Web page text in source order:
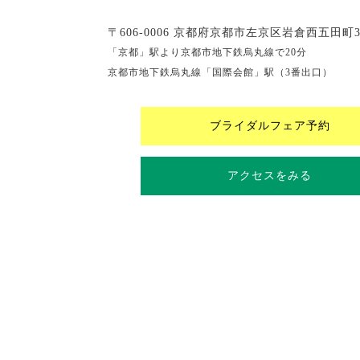
〒606-0006 京都府京都市左京区岩倉西五田町
「京都」駅より京都市地下鉄烏丸線で20分
京都市地下鉄烏丸線「国際会館」駅（3番出口）
ブライダルフェア予約
アクセスをみる